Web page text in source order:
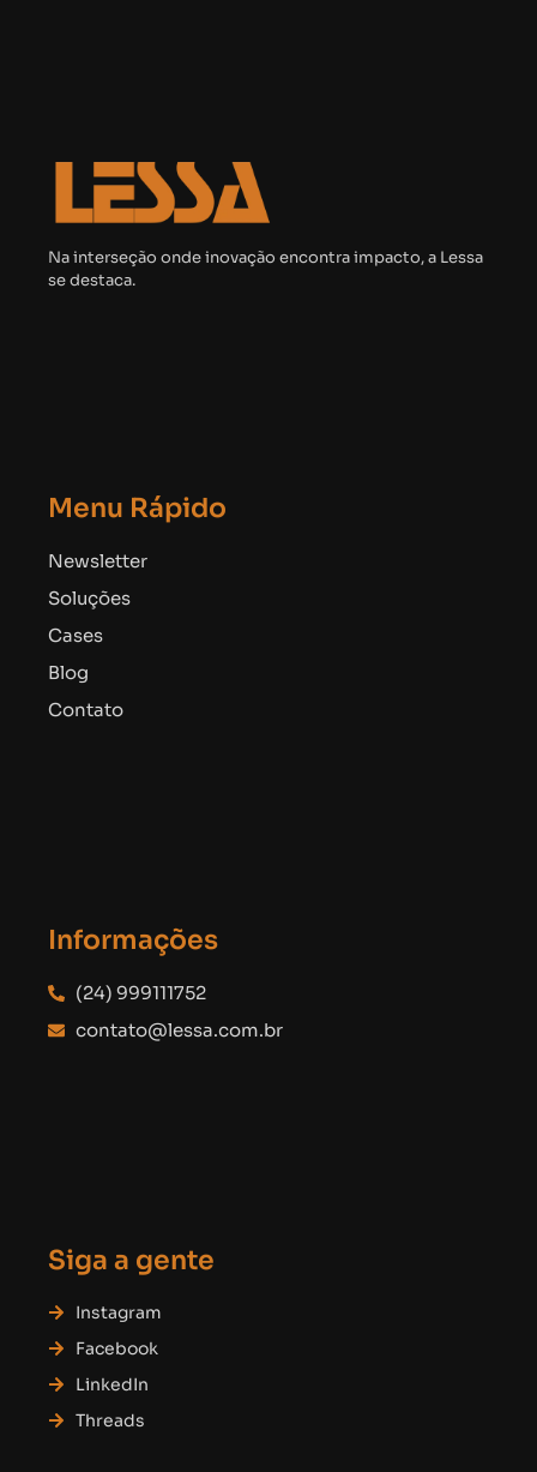
Na interseção onde inovação encontra impacto, a Lessa
se destaca.
Menu Rápido
Newsletter
Soluções
Cases
Blog
Contato
Informações
(24) 999111752
contato@lessa.com.br
Siga a gente
Instagram
Facebook
LinkedIn
Threads